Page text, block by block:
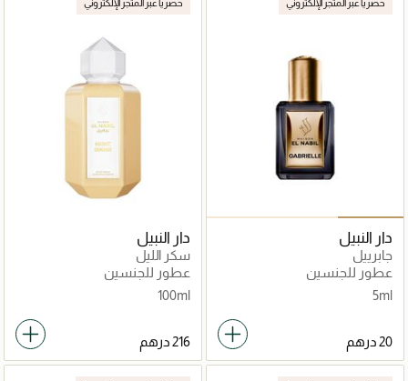
حصرياً عبر المتجر الإلكتروني
دار النبيل
جابرييل
عطور للجنسين
5ml
حصرياً عبر المتجر الإلكتروني
دار النبيل
سكر الليل
عطور للجنسين
100ml